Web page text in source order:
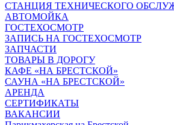
СТАНЦИЯ ТЕХНИЧЕСКОГО
АВТОМОЙКА
ГОСТЕХОСМОТР
ЗАПИСЬ НА ГОСТЕХОСМОТР
ЗАПЧАСТИ
ТОВАРЫ В ДОРОГУ
КАФЕ «НА БРЕСТСКОЙ»
САУНА «НА БРЕСТСКОЙ»
АРЕНДА
СЕРТИФИКАТЫ
ВАКАНСИИ